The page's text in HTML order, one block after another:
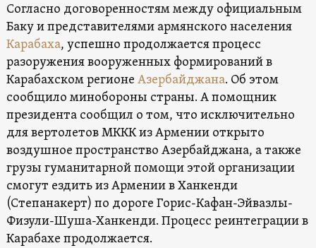
Согласно договоренностям между официальным
Баку и представителями армянского населения
Карабаха, успешно продолжается процесс
разоружения вооруженных формирований в
Карабахском регионе Азербайджана. Об этом
сообщило минобороны страны. А помощник
президента сообщил о том, что исключительно
для вертолетов МККК из Армении открыто
воздушное пространство Азербайджана, а также
грузы гуманитарной помощи этой организации
смогут ездить из Армении в Ханкенди
(Степанакерт) по дороге Горис-Кафан-Эйвазлы-
Физули-Шуша-Ханкенди. Процесс реинтеграции в
Карабахе продолжается.